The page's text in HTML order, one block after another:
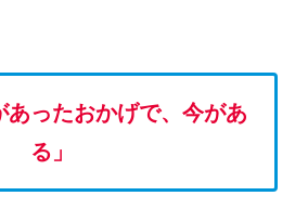
あったおかげで、今があ
る」